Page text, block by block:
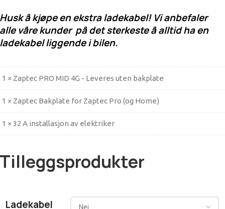
Husk å kjøpe en ekstra ladekabel! Vi anbefaler
alle våre kunder på det sterkeste å alltid ha en
ladekabel liggende i bilen.
1 × Zaptec PRO MID 4G - Leveres uten bakplate
1 × Zaptec Bakplate for Zaptec Pro (og Home)
1 × 32 A installasjon av elektriker
Tilleggsprodukter
Ladekabel